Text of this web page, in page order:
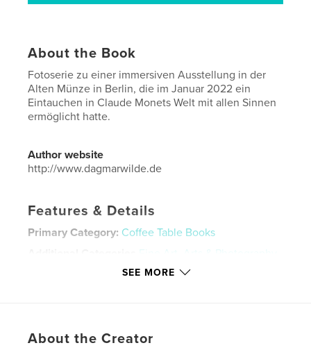
About the Book
Fotoserie zu einer immersiven Ausstellung in der
Alten Münze in Berlin, die im Januar 2022 ein
Eintauchen in Claude Monets Welt mit allen Sinnen
ermöglicht hatte.
Author website
http://www.dagmarwilde.de
Features & Details
Primary Category: Coffee Table Books
Fine Art
Arts & Photography
Publish Date:Jan 30, 2022
SEE MORE
About the Creator